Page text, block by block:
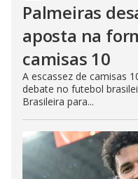
Palmeiras
aposta na
camisas 10
A escassez de camisas
debate no futebol
Brasileira para...